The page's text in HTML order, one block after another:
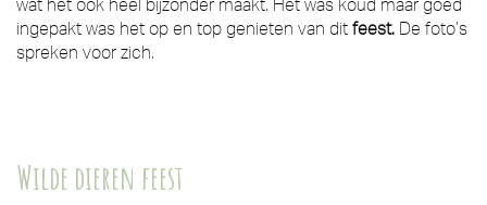
wat het ook heel bijzonder maakt. Het was koud maar goed
ingepakt was het op en top genieten van dit feest. De foto’s
spreken voor zich.
Wilde dieren feest